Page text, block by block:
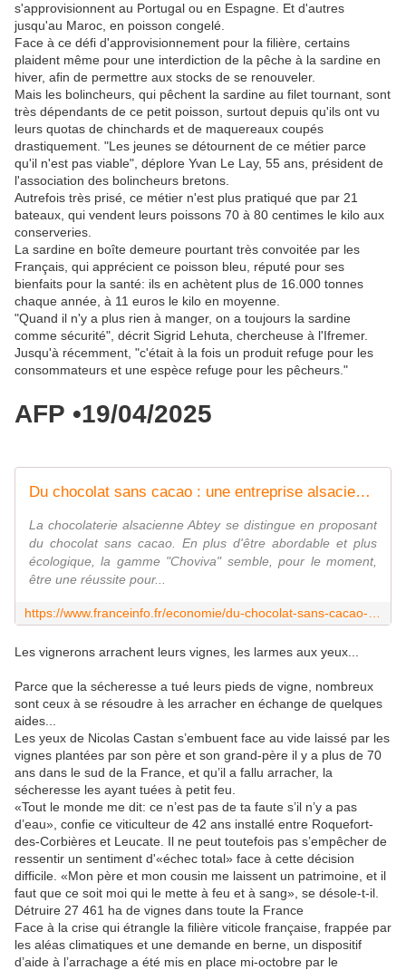
s'approvisionnent au Portugal ou en Espagne. Et d'autres
jusqu'au Maroc, en poisson congelé.
Face à ce défi d'approvisionnement pour la filière, certains
plaident même pour une interdiction de la pêche à la sardine en
hiver, afin de permettre aux stocks de se renouveler.
Mais les bolincheurs, qui pêchent la sardine au filet tournant, sont
très dépendants de ce petit poisson, surtout depuis qu'ils ont vu
leurs quotas de chinchards et de maquereaux coupés
drastiquement. "Les jeunes se détournent de ce métier parce
qu'il n'est pas viable", déplore Yvan Le Lay, 55 ans, président de
l'association des bolincheurs bretons.
Autrefois très prisé, ce métier n'est plus pratiqué que par 21
bateaux, qui vendent leurs poissons 70 à 80 centimes le kilo aux
conserveries.
La sardine en boîte demeure pourtant très convoitée par les
Français, qui apprécient ce poisson bleu, réputé pour ses
bienfaits pour la santé: ils en achètent plus de 16.000 tonnes
chaque année, à 11 euros le kilo en moyenne.
"Quand il n'y a plus rien à manger, on a toujours la sardine
comme sécurité", décrit Sigrid Lehuta, chercheuse à l'Ifremer.
Jusqu'à récemment, "c'était à la fois un produit refuge pour les
consommateurs et une espèce refuge pour les pêcheurs."
AFP •19/04/2025
Du chocolat sans cacao : une entreprise alsacienne mise sur une recette plus économique et durable
La chocolaterie alsacienne Abtey se distingue en proposant
du chocolat sans cacao. En plus d'être abordable et plus
écologique, la gamme "Choviva" semble, pour le moment,
être une réussite pour...
Les vignerons arrachent leurs vignes, les larmes aux yeux...
Parce que la sécheresse a tué leurs pieds de vigne, nombreux
sont ceux à se résoudre à les arracher en échange de quelques
aides...
Les yeux de Nicolas Castan s’embuent face au vide laissé par les
vignes plantées par son père et son grand-père il y a plus de 70
ans dans le sud de la France, et qu’il a fallu arracher, la
sécheresse les ayant tuées à petit feu.
«Tout le monde me dit: ce n’est pas de ta faute s’il n’y a pas
d’eau», confie ce viticulteur de 42 ans installé entre Roquefort-
des-Corbières et Leucate. Il ne peut toutefois pas s’empêcher de
ressentir un sentiment d'«échec total» face à cette décision
difficile. «Mon père et mon cousin me laissent un patrimoine, et il
faut que ce soit moi qui le mette à feu et à sang», se désole-t-il.
Détruire 27 461 ha de vignes dans toute la France
Face à la crise qui étrangle la filière viticole française, frappée par
les aléas climatiques et une demande en berne, un dispositif
d’aide à l’arrachage a été mis en place mi-octobre par le